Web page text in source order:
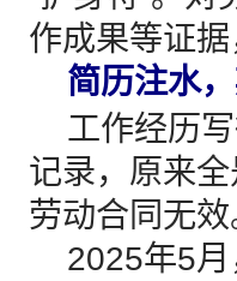
作成果等证
简历注水
工作经历写
记录，原来
劳动合同无效
2025年5月